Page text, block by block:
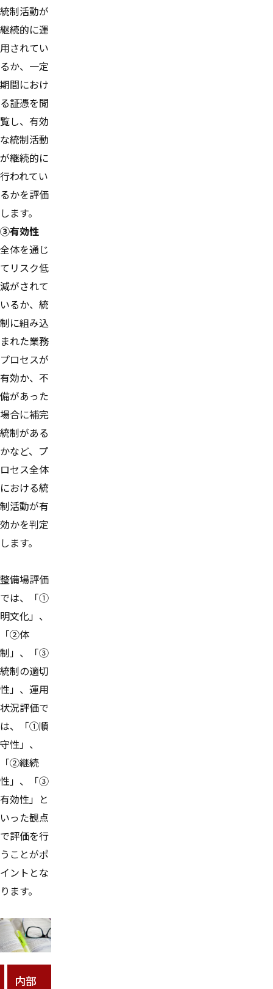
統制活動が
継続的に運
用されてい
るか、一定
期間におけ
る証憑を閲
覧し、有効
な統制活動
が継続的に
行われてい
るかを評価
します。
③有効性
全体を通じ
てリスク低
減がされて
いるか、統
制に組み込
まれた業務
プロセスが
有効か、不
備があった
場合に補完
統制がある
かなど、プ
ロセス全体
における統
制活動が有
効かを判定
します。
整備場評価
では、「①
明文化」、
「②体
制」、「③
統制の適切
性」、運用
状況評価で
は、「①順
守性」、
「②継続
性」、「③
有効性」と
いった観点
で評価を行
うことがポ
イントとな
ります。
内部